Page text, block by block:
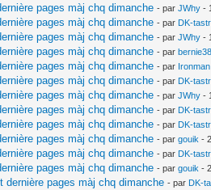
pages màj chq dimanche - parJWhy -
pages màj chq dimanche - par DK-
pages màj chq dimanche - parJWhy -
pages màj chq dimanche - parbernie38
pages màj chq dimanche - par Ironman
pages màj chq dimanche - par DK-
pages màj chq dimanche - parJWhy -
pages màj chq dimanche - par DK-
pages màj chq dimanche - par DK-
pages màj chq dimanche - pargouik -
pages màj chq dimanche - par DK-
pages màj chq dimanche - pargouik -
pages màj chq dimanche - par DK-